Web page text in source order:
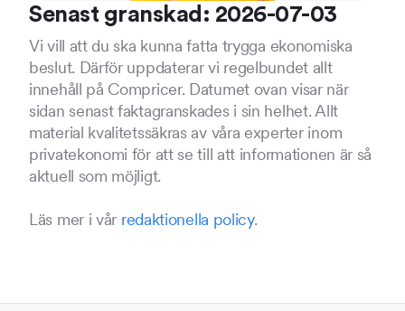
Senast granskad: 2026-07-03
Vi vill att du ska kunna fatta trygga ekonomiska
beslut. Därför uppdaterar vi regelbundet allt
innehåll på Compricer. Datumet ovan visar när
sidan senast faktagranskades i sin helhet. Allt
material kvalitetssäkras av våra experter inom
privatekonomi för att se till att informationen är så
aktuell som möjligt.
Läs mer i vår redaktionella policy.